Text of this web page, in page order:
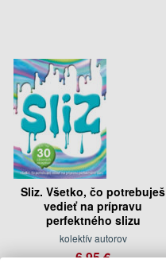
Sliz. Všetko, čo potrebuješ
vedieť na prípravu
perfektného slizu
kolektív autorov
6.95 €